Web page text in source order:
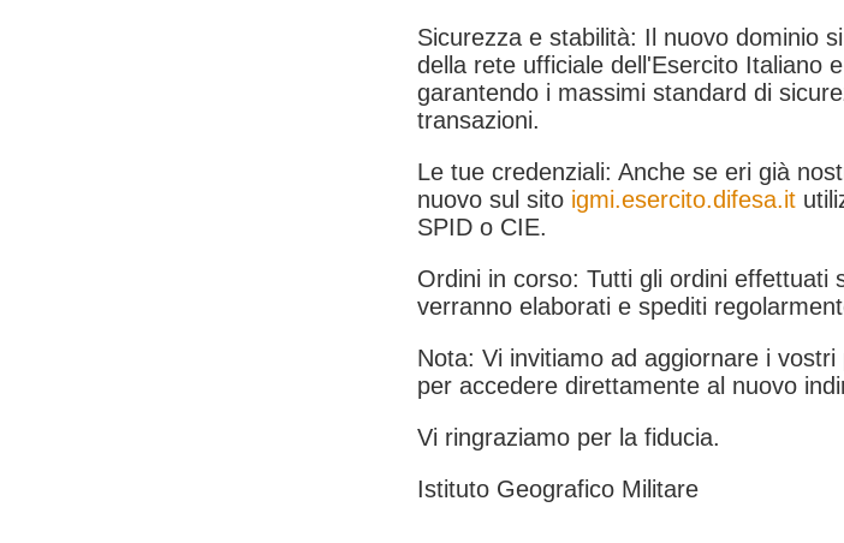
Sicurezza e stabilità: Il nuovo dominio
della rete ufficiale dell'Esercito Italiano
garantendo i massimi standard di
transazioni.
Le tue credenziali: Anche se eri già
nuovo sul sito igmi.esercito.difesa.it
SPID o CIE.
Ordini in corso: Tutti gli ordini effettuati
verranno elaborati e spediti
Nota: Vi invitiamo ad aggiornare i
per accedere direttamente al nuovo
Vi ringraziamo per la fiducia.
Istituto Geografico Militare